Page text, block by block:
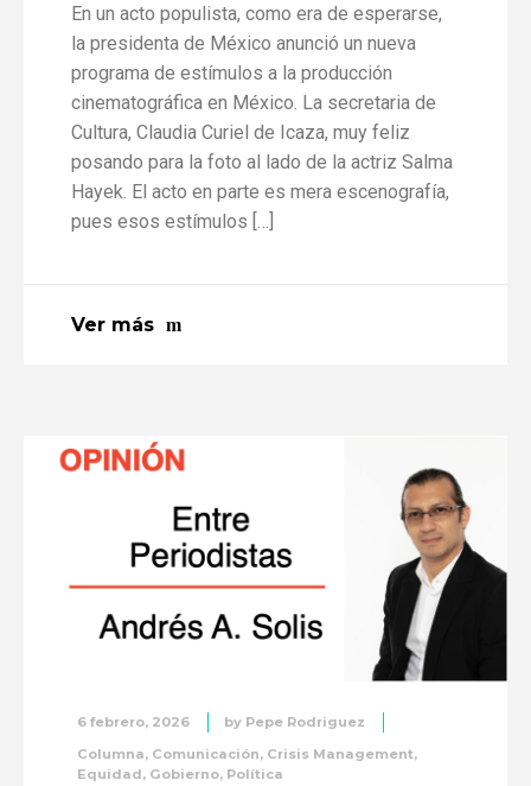
En un acto populista, como era de esperarse,
la presidenta de México anunció un nueva
programa de estímulos a la producción
cinematográfica en México. La secretaria de
Cultura, Claudia Curiel de Icaza, muy feliz
posando para la foto al lado de la actriz Salma
Hayek. El acto en parte es mera escenografía,
pues esos estímulos […]
Ver más
6 febrero, 2026 by Pepe Rodriguez
Columna, Comunicación, Crisis Management,
Equidad, Gobierno, Política